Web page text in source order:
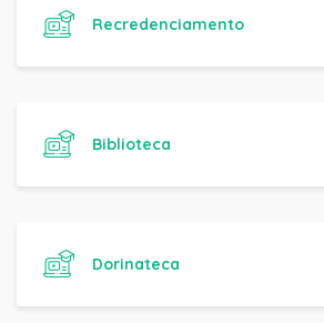
Recredenciamento
Biblioteca
Dorinateca